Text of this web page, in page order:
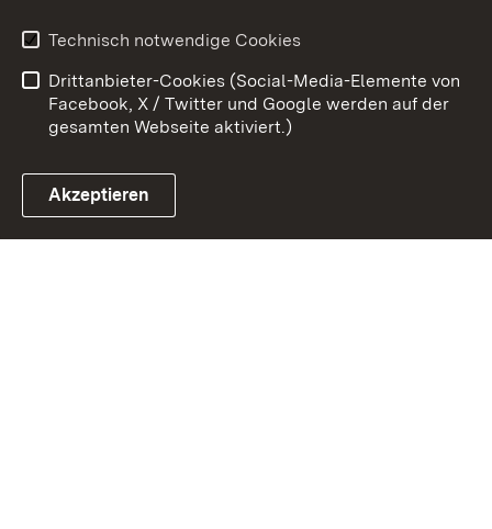
Link zum Landesportal
Barrierefreiheit
Impressum Cookies
Technisch notwendige Cookies
Drittanbieter-Cookies (Social-Media-Elemente von
Facebook, X / Twitter und Google werden auf der
gesamten Webseite aktiviert.)
Akzeptieren